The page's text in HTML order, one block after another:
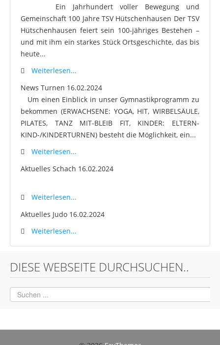
Ein Jahrhundert voller Bewegung und
Gemeinschaft 100 Jahre TSV Hütschenhausen Der TSV
Hütschenhausen feiert sein 100-jähriges Bestehen –
und mit ihm ein starkes Stück Ortsgeschichte, das bis
heute...
Weiterlesen...
News Turnen 16.02.2024
Um einen Einblick in unser Gymnastikprogramm zu
bekommen (ERWACHSENE: YOGA, HIT, WIRBELSÄULE,
PILATES, TANZ MIT-BLEIB FIT, KINDER: ELTERN-
KIND-/KINDERTURNEN) besteht die Möglichkeit, ein...
Weiterlesen...
Aktuelles Schach 16.02.2024
Weiterlesen...
Aktuelles Judo 16.02.2024
Weiterlesen...
DIESE WEBSEITE DURCHSUCHEN..